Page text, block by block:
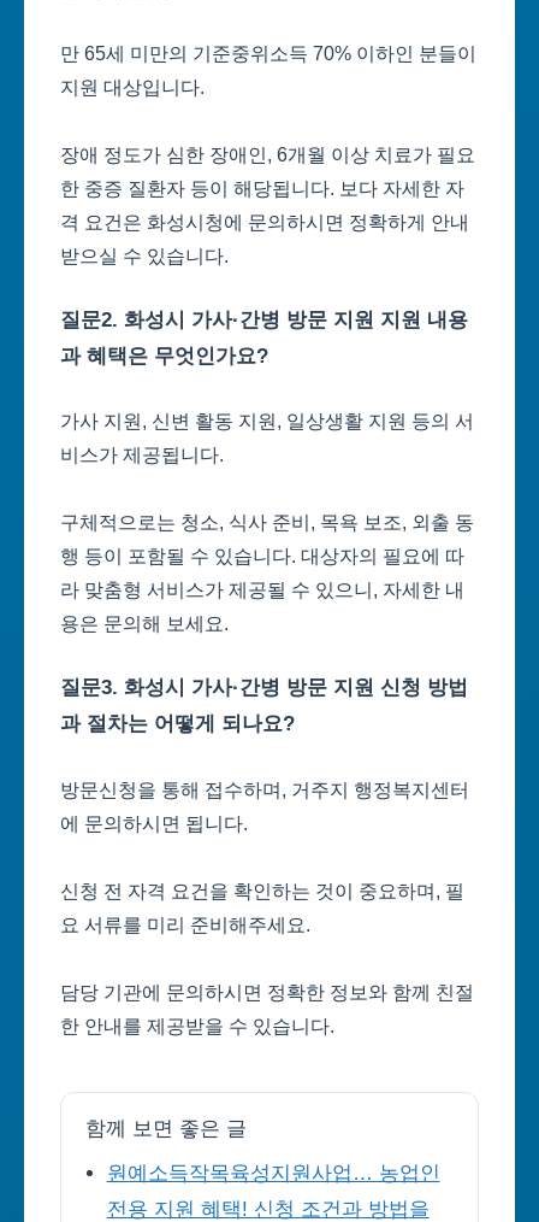
만 65세 미만의 기준중위소득 70% 이하인 분들이
지원 대상입니다.
장애 정도가 심한 장애인, 6개월 이상 치료가 필요
한 중증 질환자 등이 해당됩니다. 보다 자세한 자
격 요건은 화성시청에 문의하시면 정확하게 안내
받으실 수 있습니다.
질문2. 화성시 가사·간병 방문 지원 지원 내용
과 혜택은 무엇인가요?
가사 지원, 신변 활동 지원, 일상생활 지원 등의 서
비스가 제공됩니다.
구체적으로는 청소, 식사 준비, 목욕 보조, 외출 동
행 등이 포함될 수 있습니다. 대상자의 필요에 따
라 맞춤형 서비스가 제공될 수 있으니, 자세한 내
용은 문의해 보세요.
질문3. 화성시 가사·간병 방문 지원 신청 방법
과 절차는 어떻게 되나요?
방문신청을 통해 접수하며, 거주지 행정복지센터
에 문의하시면 됩니다.
신청 전 자격 요건을 확인하는 것이 중요하며, 필
요 서류를 미리 준비해주세요.
담당 기관에 문의하시면 정확한 정보와 함께 친절
한 안내를 제공받을 수 있습니다.
함께 보면 좋은 글
원예소득작목육성지원사업… 농업인
전용 지원 혜택! 신청 조건과 방법을